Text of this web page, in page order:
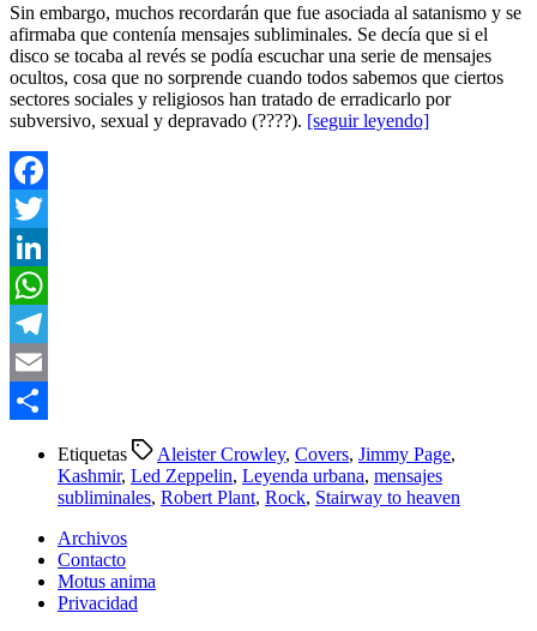
Sin embargo, muchos recordarán que fue asociada al satanismo y se
afirmaba que contenía mensajes subliminales. Se decía que si el
disco se tocaba al revés se podía escuchar una serie de mensajes
ocultos, cosa que no sorprende cuando todos sabemos que ciertos
sectores sociales y religiosos han tratado de erradicarlo por
subversivo, sexual y depravado (????). [seguir leyendo]
Facebook
Twitter
LinkedIn
WhatsApp
Telegram
Email
Etiquetas Aleister Crowley, Covers, Jimmy Page,
Kashmir, Led Zeppelin, Leyenda urbana, mensajes
subliminales, Robert Plant, Rock, Stairway to heaven
Archivos
Contacto
Motus anima
Privacidad